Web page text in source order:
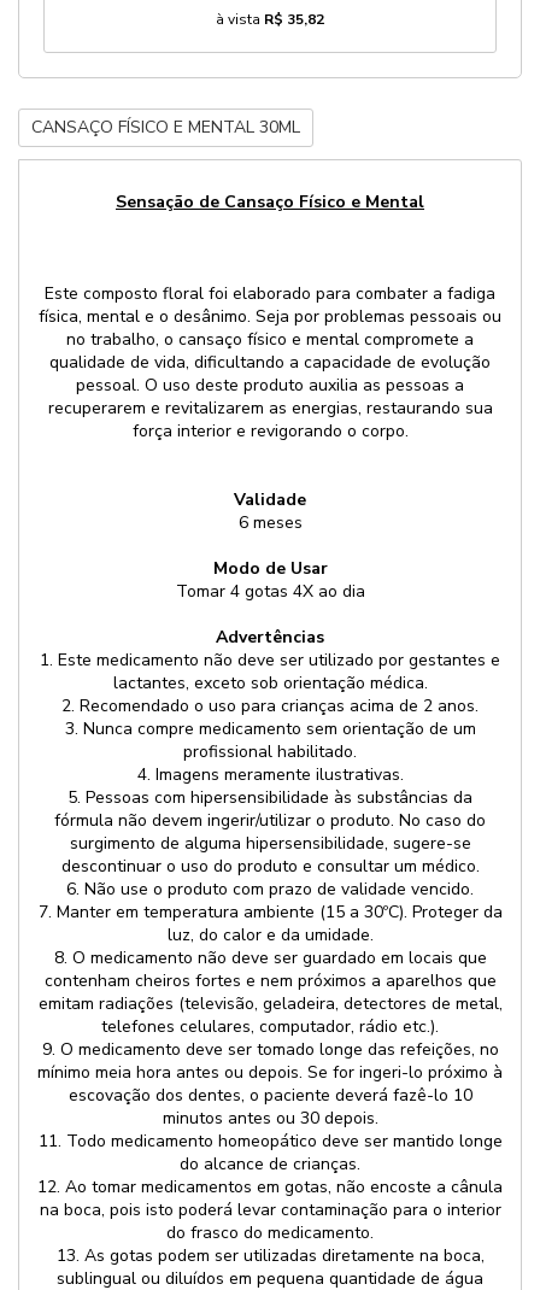
à vista R$ 35,82
CANSAÇO FÍSICO E MENTAL 30ML
Sensação de Cansaço Físico e Mental
Este composto floral foi elaborado para combater a fadiga
física, mental e o desânimo. Seja por problemas pessoais ou
no trabalho, o cansaço físico e mental compromete a
qualidade de vida, dificultando a capacidade de evolução
pessoal. O uso deste produto auxilia as pessoas a
recuperarem e revitalizarem as energias, restaurando sua
força interior e revigorando o corpo.
Validade
6 meses
Modo de Usar
Tomar 4 gotas 4X ao dia
Advertências
1. Este medicamento não deve ser utilizado por gestantes e
lactantes, exceto sob orientação médica.
2. Recomendado o uso para crianças acima de 2 anos.
3. Nunca compre medicamento sem orientação de um
profissional habilitado.
4. Imagens meramente ilustrativas.
5. Pessoas com hipersensibilidade às substâncias da
fórmula não devem ingerir/utilizar o produto. No caso do
surgimento de alguma hipersensibilidade, sugere-se
descontinuar o uso do produto e consultar um médico.
6. Não use o produto com prazo de validade vencido.
7. Manter em temperatura ambiente (15 a 30ºC). Proteger da
luz, do calor e da umidade.
8. O medicamento não deve ser guardado em locais que
contenham cheiros fortes e nem próximos a aparelhos que
emitam radiações (televisão, geladeira, detectores de metal,
telefones celulares, computador, rádio etc.).
9. O medicamento deve ser tomado longe das refeições, no
mínimo meia hora antes ou depois. Se for ingeri-lo próximo à
escovação dos dentes, o paciente deverá fazê-lo 10
minutos antes ou 30 depois.
11. Todo medicamento homeopático deve ser mantido longe
do alcance de crianças.
12. Ao tomar medicamentos em gotas, não encoste a cânula
na boca, pois isto poderá levar contaminação para o interior
do frasco do medicamento.
13. As gotas podem ser utilizadas diretamente na boca,
sublingual ou diluídos em pequena quantidade de água